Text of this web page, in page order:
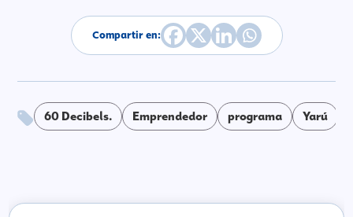
Compartir en:
60 Decibels. Emprendedor programa Yarú